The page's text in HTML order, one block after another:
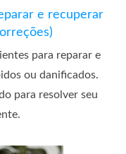
e recuperar
para reparar e
ou danificados.
para resolver seu